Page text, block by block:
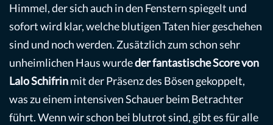
Himmel, der sich auch in den Fenstern spiegelt und
sofort wird klar, welche blutigen Taten hier geschehen
sind und noch werden. Zusätzlich zum schon sehr
unheimlichen Haus wurdeder fantastische Score von
Lalo Schifrinmit der Präsenz des Bösen gekoppelt,
was zu einem intensiven Schauer beim Betrachter
führt. Wenn wir schon bei blutrot sind, gibt es für alle